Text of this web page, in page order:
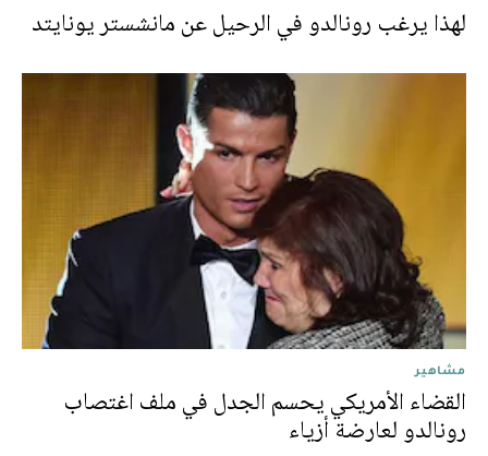
لهذا يرغب رونالدو في الرحيل عن مانشستر يونايتد
مشاهير
القضاء الأمريكي يحسم الجدل في ملف اغتصاب
رونالدو لعارضة أزياء